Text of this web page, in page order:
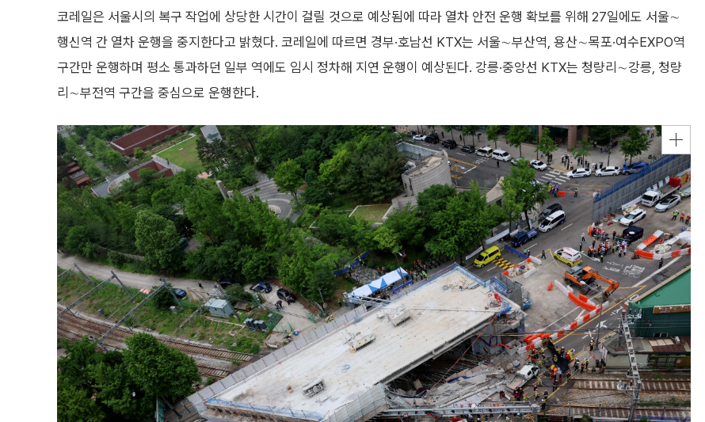
코레일은 서울시의 복구 작업에 상당한 시간이 걸릴 것으로 예상됨에 따라 열차 안전 운행 확보를 위해 27일에도 서울∼
행신역 간 열차 운행을 중지한다고 밝혔다. 코레일에 따르면 경부·호남선 KTX는 서울∼부산역, 용산∼목포·여수EXPO역
구간만 운행하며 평소 통과하던 일부 역에도 임시 정차해 지연 운행이 예상된다. 강릉·중앙선 KTX는 청량리∼강릉, 청량
리∼부전역 구간을 중심으로 운행한다.